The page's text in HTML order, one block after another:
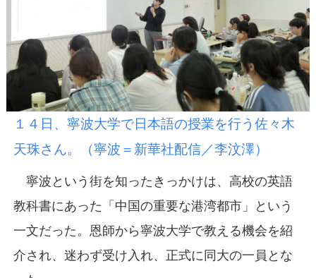
１４日、寧波大学で日本語の授業を行う佐々木
天珠さん。（寧波＝新華社配信／李汶澤）
寧波という街を知ったきっかけは、高校の英語
教科書にあった「中国の重要な港湾都市」という
一文だった。恩師から寧波大学で教える機会を紹
介され、迷わず受け入れ、正式に同大の一員とな